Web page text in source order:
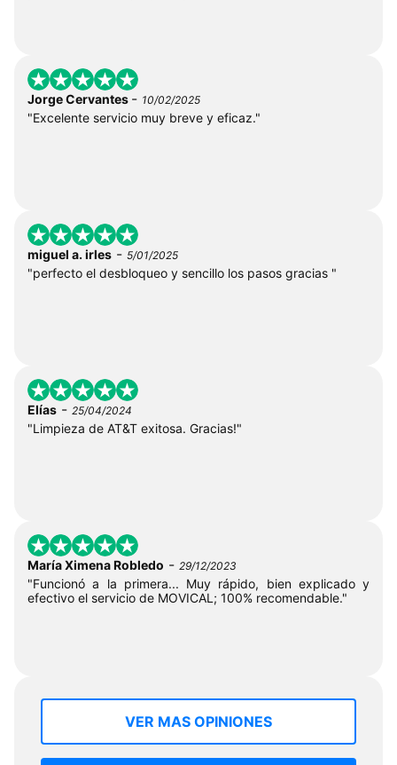
Jorge Cervantes - 10/02/2025
"Excelente servicio muy breve y eficaz."
miguel a. irles - 5/01/2025
"perfecto el desbloqueo y sencillo los pasos gracias "
Elías - 25/04/2024
"Limpieza de AT&T exitosa. Gracias!"
María Ximena Robledo - 29/12/2023
"Funcionó a la primera... Muy rápido, bien explicado y
efectivo el servicio de MOVICAL; 100% recomendable."
VER MAS OPINIONES